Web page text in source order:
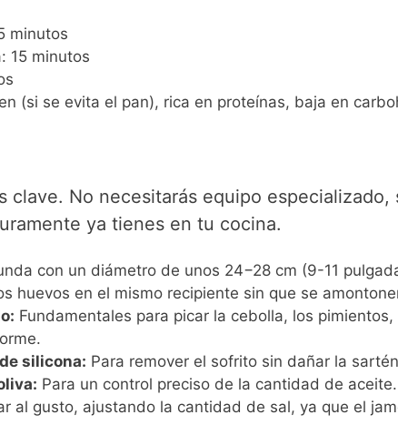
minutos
15 minutos
(si se evita el pan), rica en proteínas, baja en
clave. No necesitarás equipo especializado,
ya tienes en tu cocina.
con un diámetro de unos 24−28 cm (9-11
huevos en el mismo recipiente sin que se
Fundamentales para picar la cebolla, los
silicona: Para remover el sofrito sin dañar la
Para un control preciso de la cantidad de aceite.
al gusto, ajustando la cantidad de sal, ya que el